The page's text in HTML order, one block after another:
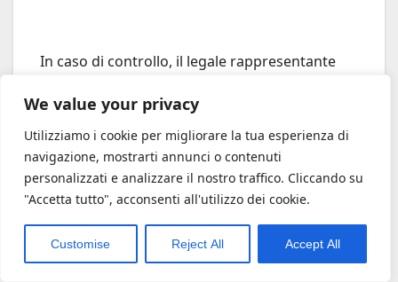
We value your privacy
Utilizziamo i cookie per migliorare la tua esperienza di
navigazione, mostrarti annunci o contenuti
personalizzati e analizzare il nostro traffico. Cliccando su
"Accetta tutto", acconsenti all'utilizzo dei cookie.
Customise Reject All Accept All
In caso di controllo, il legale rappresentante
Avere una relazione tecnica (anche semplice)
redatta da professionisti terzi come quelli del
network Retefin blinda la pratica e sposta la
responsabilità tecnica.
7.2 Il Fascicolo Tecnico
Non basta il pezzo di carta della perizia. In